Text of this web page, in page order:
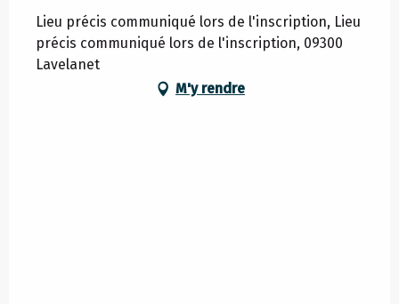
Lieu précis communiqué lors de l'inscription, Lieu
précis communiqué lors de l'inscription, 09300
Lavelanet
M'y rendre